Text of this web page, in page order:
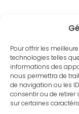
Pour offrir les
technologies telles
informations des
nous permettra de
de navigation ou les
consentir ou de
sur certaines
Le